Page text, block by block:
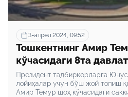
3-апрел 2024, 09:52
Тошкентнинг Амир
кўчасидаги 8та
биноси бизнес
тадбиркорларга
Президент тадбиркорларга
лойиҳалар учун бўш жой топиш
Амир Темур шоҳ кўчасидаги